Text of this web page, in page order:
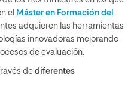
el Máster en Formación del
adquieren las herramientas
innovadoras mejorando
de evaluación.
de diferentes